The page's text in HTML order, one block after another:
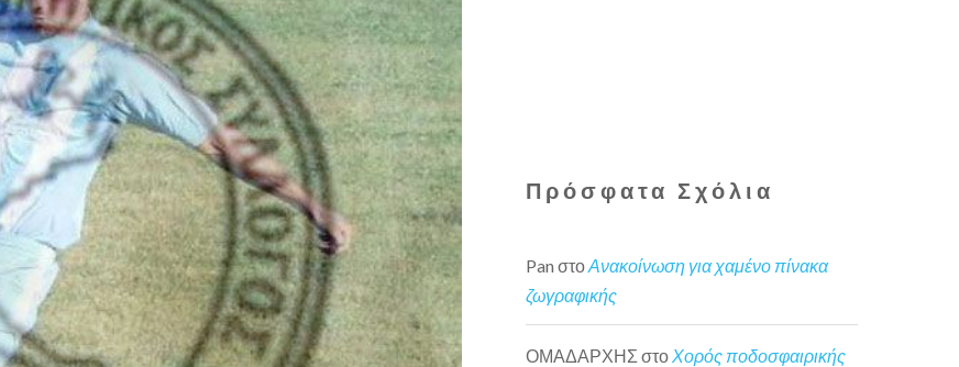
Πρόσφατα Σχόλια
Pan στοΑνακοίνωση για χαμένο πίνακα
ζωγραφικής
ΟΜΑΔΑΡΧΗΣ στο Χορός ποδοσφαιρικής